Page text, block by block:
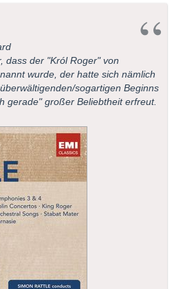
dass der "Król Roger" von
wurde, der hatte sich nämlich
sogartigen Beginns
gerade" großer Beliebtheit erfreut.